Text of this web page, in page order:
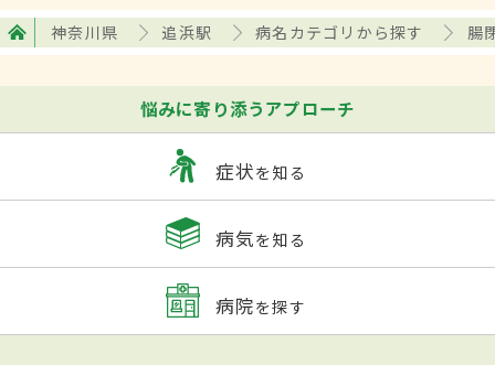
神奈川県 追浜駅 病名カテゴリから探す 腸
悩みに寄り添うアプローチ
症状を知る
病気を知る
病院を探す